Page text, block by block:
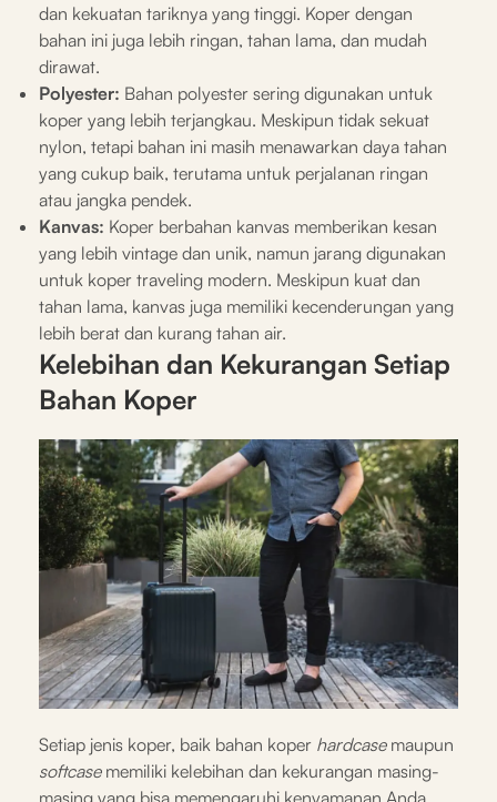
dan kekuatan tariknya yang tinggi. Koper dengan
bahan ini juga lebih ringan, tahan lama, dan mudah
dirawat.
Polyester: Bahan polyester sering digunakan untuk
koper yang lebih terjangkau. Meskipun tidak sekuat
nylon, tetapi bahan ini masih menawarkan daya tahan
yang cukup baik, terutama untuk perjalanan ringan
atau jangka pendek.
Kanvas: Koper berbahan kanvas memberikan kesan
yang lebih vintage dan unik, namun jarang digunakan
untuk koper traveling modern. Meskipun kuat dan
tahan lama, kanvas juga memiliki kecenderungan yang
lebih berat dan kurang tahan air.
Kelebihan dan Kekurangan Setiap
Bahan Koper
Setiap jenis koper, baik bahan koper hardcase maupun
softcase memiliki kelebihan dan kekurangan masing-
masing yang bisa memengaruhi kenyamanan Anda